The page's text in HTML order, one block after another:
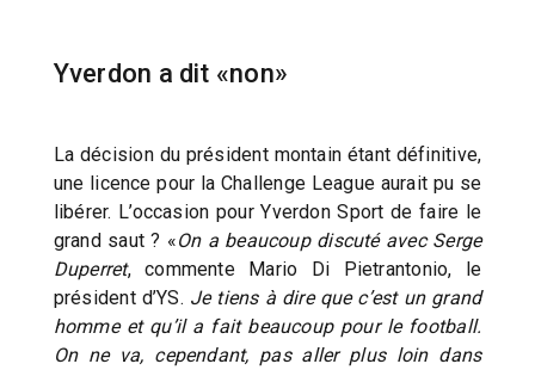
Yverdon a dit «non»
La décision du président montain étant définitive,
une licence pour la Challenge League aurait pu se
libérer. L’occasion pour Yverdon Sport de faire le
grand saut ? «On a beaucoup discuté avec Serge
Duperret, commente Mario Di Pietrantonio, le
président d’YS. Je tiens à dire que c’est un grand
homme et qu’il a fait beaucoup pour le football.
On ne va, cependant, pas aller plus loin dans